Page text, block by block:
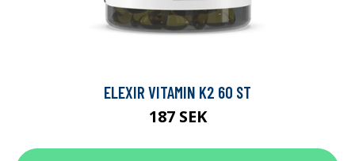
ELEXIR VITAMIN K2 60 ST
187 SEK